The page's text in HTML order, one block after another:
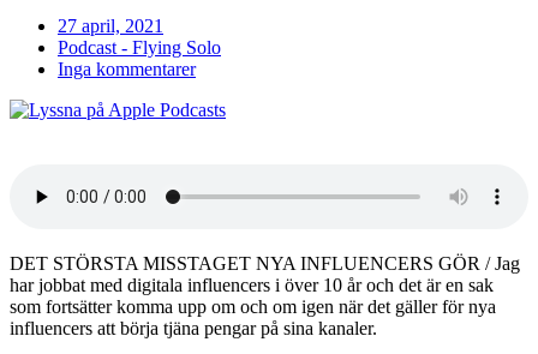
27 april, 2021
Podcast - Flying Solo
Inga kommentarer
DET STÖRSTA MISSTAGET NYA INFLUENCERS GÖR / Jag
har jobbat med digitala influencers i över 10 år och det är en sak
som fortsätter komma upp om och om igen när det gäller för nya
influencers att börja tjäna pengar på sina kanaler.